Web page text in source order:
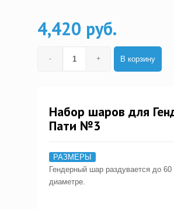
4,420 руб.
В корзину
Набор шаров для
Пати №3
РАЗМЕРЫ
Гендерный шар раздувается до
диаметре.